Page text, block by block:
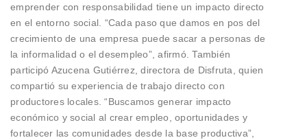
emprender con responsabilidad tiene un impacto directo
en el entorno social. “Cada paso que damos en pos del
crecimiento de una empresa puede sacar a personas de
la informalidad o el desempleo”, afirmó. También
participó Azucena Gutiérrez, directora de Disfruta, quien
compartió su experiencia de trabajo directo con
productores locales. “Buscamos generar impacto
económico y social al crear empleo, oportunidades y
fortalecer las comunidades desde la base productiva”,